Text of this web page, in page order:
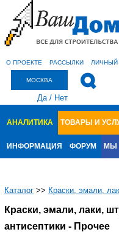
О ПРОЕКТЕ РАССЫЛКИ ЛИЧНЫЙ
МОСКВА
Да/ Нет
АНАЛИТИКА ТОВАРЫ И
ИНФОРМАЦИЯ ФОРУМ МЫ
Каталог >> Краски, эмали,
Краски, эмали, лаки,
антисептики - Прочее